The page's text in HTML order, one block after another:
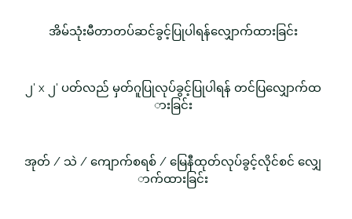
အိမ်သုံးမီတာတပ်ဆင်ခွင့်ပြုပါရန်လျှောက်ထားခြင်း
၂' x ၂' ပတ်လည် မှတ်ဂူပြုလုပ်ခွင့်ပြုပါရန် တင်ပြလျှောက်ထ
ားခြင်း
အုတ် / သဲ / ကျောက်စရစ် / မြေနီထုတ်လုပ်ခွင့်လိုင်စင် လျှေ
ာက်ထားခြင်း